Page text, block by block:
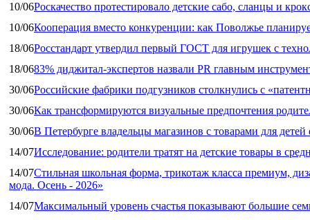
10/06Роскачество протестировало детские сабо, сланцы и
10/06Кооперация вместо конкуренции: как Поволжье
18/06Росстандарт утвердил первый ГОСТ для игрушек с
18/0683% диджитал‑экспертов назвали PR главным
30/06Российские фабрики подгузников столкнулись с
30/06Как трансформируются визуальные предпочтения
30/06В Петербурге владельцы магазинов с товарами для
14/07Исследование: родители тратят на детские товары в
14/07Стильная школьная форма, трикотаж класса премиум,
мода. Осень - 2026»
14/07Максимальный уровень счастья показывают большие